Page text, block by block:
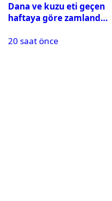
Dana ve kuzu eti geçen
haftaya göre zamlandı:
açıklandı
20 saat önce